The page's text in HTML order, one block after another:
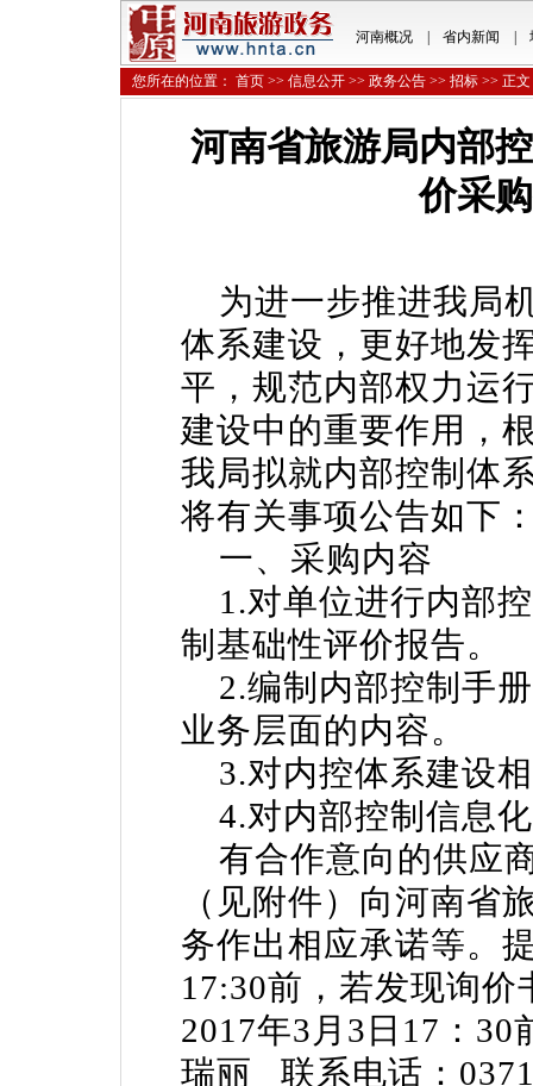
河南概况| 省内新闻
您所在的位置： 首页 >> 信息公开 >> 政务公告 >> 招标 >> 正文
河南省旅游局内部
价采
为进一步推进我局
体系建设，更好地发
平，规范内部权力运
建设中的重要作用，
我局拟就内部控制体
将有关事项公告如下
一、采购内容
1.对单位进行内部
制基础性评价报告。
2.编制内部控制手
业务层面的内容。
3.对内控体系建设
4.对内部控制信息
有合作意向的供应
（见附件）向河南省
务作出相应承诺等。
17:30前，若发现询
2017年3月3日17：
瑞丽 联系电话：